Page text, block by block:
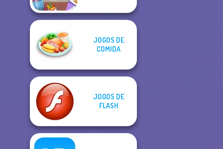
JOGOS DE
COMIDA
JOGOS DE
FLASH